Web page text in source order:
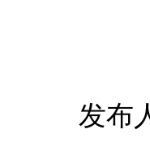
发布